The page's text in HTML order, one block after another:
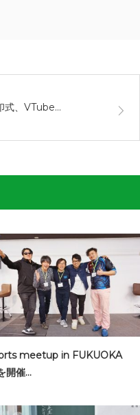
式、VTube…
meetup in FUKUOKA
開催…